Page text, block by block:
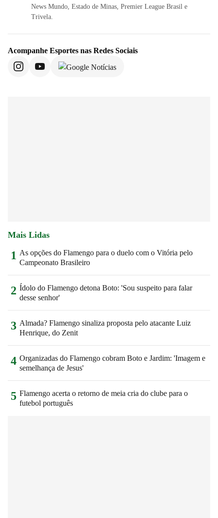
News Mundo, Estado de Minas, Premier League Brasil e
Trivela.
Acompanhe Esportes nas Redes Sociais
Mais Lidas
1 As opções do Flamengo para o duelo com o Vitória pelo
Campeonato Brasileiro
2 Ídolo do Flamengo detona Boto: 'Sou suspeito para falar
desse senhor'
3 Almada? Flamengo sinaliza proposta pelo atacante Luiz
Henrique, do Zenit
4 Organizadas do Flamengo cobram Boto e Jardim: 'Imagem e
semelhança de Jesus'
5 Flamengo acerta o retorno de meia cria do clube para o
futebol português